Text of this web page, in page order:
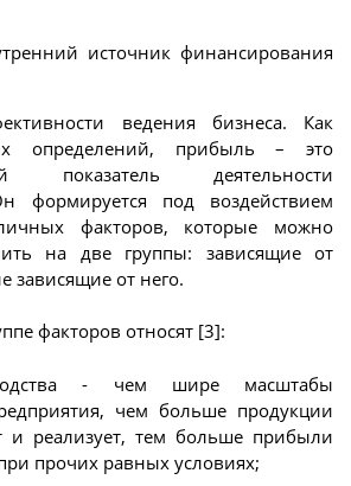
источник финансирования
ведения бизнеса. Как
определений, прибыль – это
показатель деятельности
формируется под воздействием
факторов, которые можно
на две группы: зависящие от
зависящие от него.
факторов относят [3]:
- чем шире масштабы
чем больше продукции
и реализует, тем больше прибыли
прочих равных условиях;